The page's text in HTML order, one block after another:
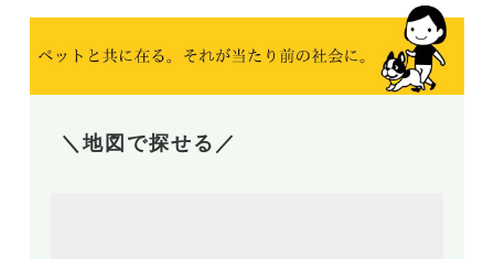
＼地図で探せる／